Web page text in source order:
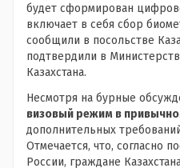
будет сформирован
включает в себя сбор
сообщили в посольстве
подтвердили в
Казахстана.
Несмотря на бурные
визовый режим в
дополнительных
Отмечается, что, согласно
России, граждане